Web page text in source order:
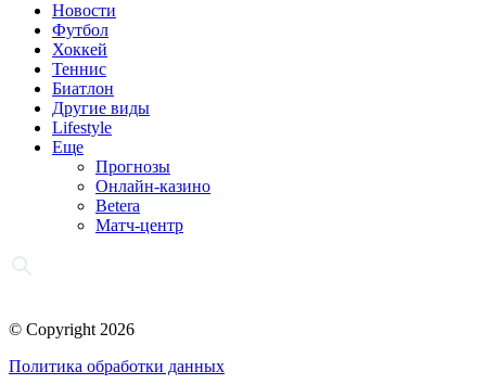
Новости
Футбол
Хоккей
Теннис
Биатлон
Другие виды
Lifestyle
Еще
Прогнозы
Онлайн-казино
Betera
Матч-центр
© Copyright 2026
Политика обработки данных